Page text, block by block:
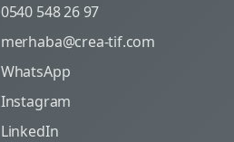
0540 548 26 97
merhaba@crea-tif.com
WhatsApp
Instagram
LinkedIn